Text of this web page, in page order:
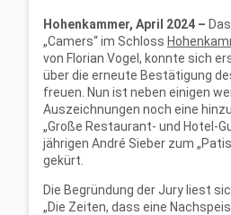
Hohenkammer, April 2024 –
„Camers“ im Schloss
von Florian Vogel, konnte sich
über die erneute Bestätigung
freuen. Nun ist neben einigen
Auszeichnungen noch eine
„Große Restaurant- und Hotel-
jährigen André Sieber zum
gekürt.
Die Begründung der Jury liest
„Die Zeiten, dass eine